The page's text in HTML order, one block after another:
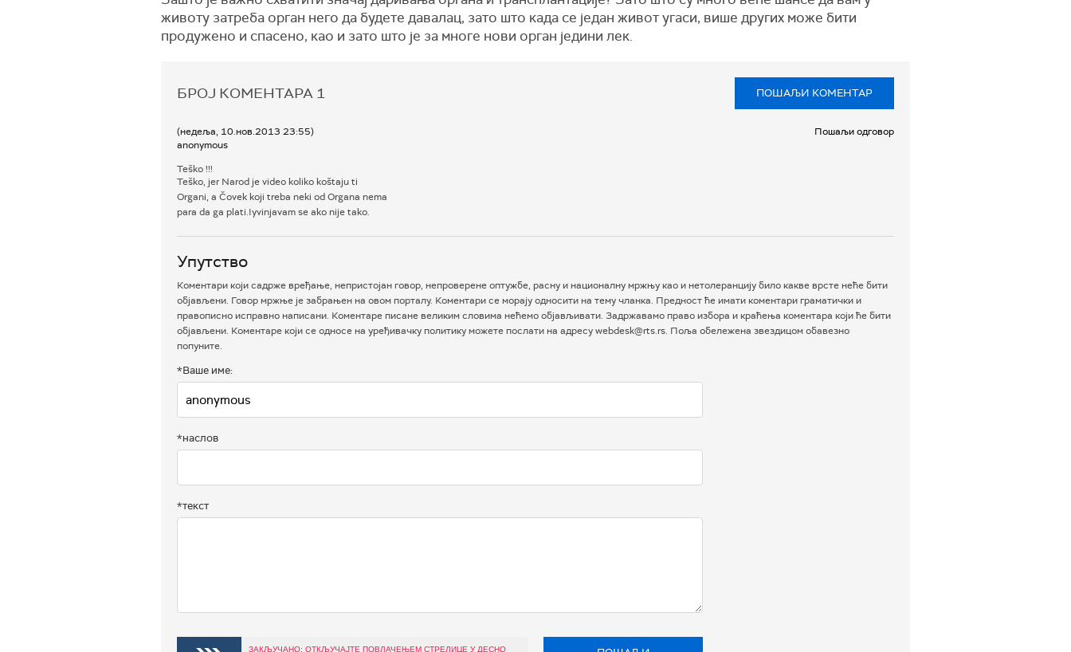
животу затреба орган него да будете давалац, зато што када се један живот угаси, више других може бити
продужено и спасено, као и зато што је за многе нови орган једини лек.
БРОЈ КОМЕНТАРА 1 ПОШАЉИ КОМЕНТАР
(недеља, 10.нов.2013 23:55)
anonymous
Пошаљи одговор
Teško !!!
Teško, jer Narod je video koliko koštaju ti
Organi, a Čovek koji treba neki od Organa nema
para da ga plati.Iyvinjavam se ako nije tako.
Упутство
Коментари који садрже вређање, непристојан говор, непроверене оптужбе, расну и националну мржњу као и нетолеранцију било какве врсте неће бити
објављени. Говор мржње је забрањен на овом порталу. Коментари се морају односити на тему чланка. Предност ће имати коментари граматички и
правописно исправно написани. Коментаре писане великим словима нећемо објављивати. Задржавамо право избора и краћења коментара који ће бити
објављени. Коментаре који се односе на уређивачку политику можете послати на адресу webdesk@rts.rs. Поља обележена звездицом обавезно
попуните.
*Ваше име:
*наслов
*текст
ЗАКЉУЧАНО: ОТКЉУЧАЈТЕ ПОВЛАЧЕЊЕМ СТРЕЛИЦЕ У ДЕСНО